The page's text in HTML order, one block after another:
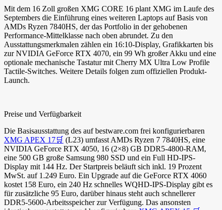
Mit dem 16 Zoll großen XMG CORE 16 plant XMG im Laufe des
Septembers die Einführung eines weiteren Laptops auf Basis von
AMDs Ryzen 7840HS, der das Portfolio in der gehobenen
Performance-Mittelklasse nach oben abrundet. Zu den
Ausstattungsmerkmalen zählen ein 16:10-Display, Grafikkarten bis
zur NVIDIA GeForce RTX 4070, ein 99 Wh großer Akku und eine
optionale mechanische Tastatur mit Cherry MX Ultra Low Profile
Tactile-Switches. Weitere Details folgen zum offiziellen Produkt-
Launch.
Preise und Verfügbarkeit
Die Basisausstattung des auf bestware.com frei konfigurierbaren
XMG APEX 17🛒 (L23) umfasst AMDs Ryzen 7 7840HS, eine
NVIDIA GeForce RTX 4050, 16 (2×8) GB DDR5-4800-RAM,
eine 500 GB große Samsung 980 SSD und ein Full HD-IPS-
Display mit 144 Hz. Der Startpreis beläuft sich inkl. 19 Prozent
MwSt. auf 1.249 Euro. Ein Upgrade auf die GeForce RTX 4060
kostet 158 Euro, ein 240 Hz schnelles WQHD-IPS-Display gibt es
für zusätzliche 95 Euro, darüber hinaus steht auch schnellerer
DDR5-5600-Arbeitsspeicher zur Verfügung. Das ansonsten